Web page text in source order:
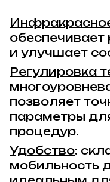
и улучшает
Регулировка
позволяет
параметры
процедур.
Удобство:
мобильность